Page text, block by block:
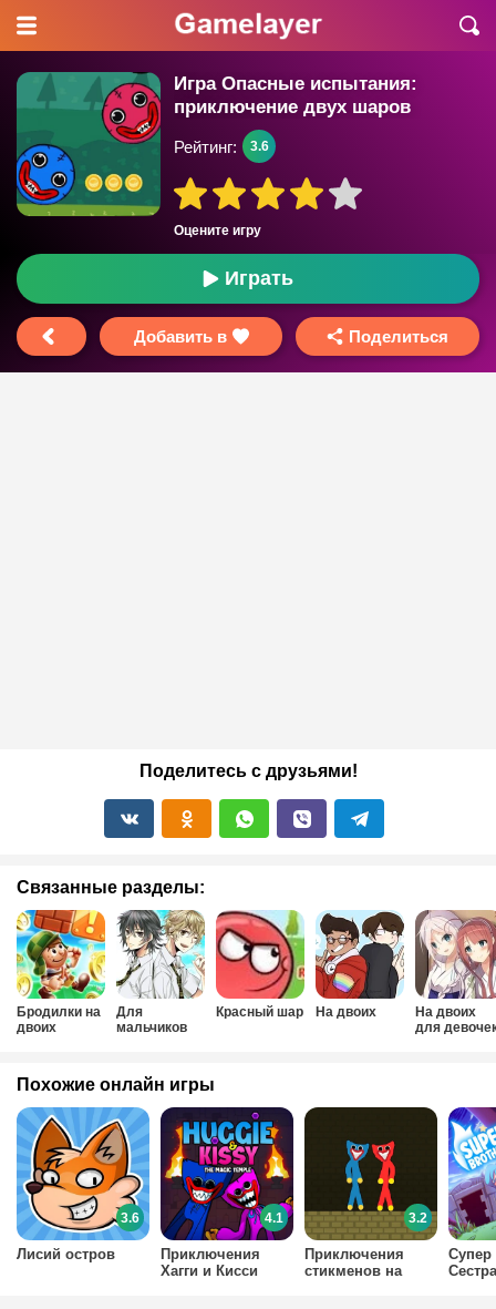
Игра Опасные испытания:
приключение двух шаров
Оцените игру
Рейтинг: 3.6
Играть
Добавить в Поделиться
Поделитесь с друзьями!
Связанные разделы:
Бродилки на
двоих
Для
мальчиков
Красный шар На двоих
На двоих
для
Похожие онлайн игры
Лисий остров
3.6
Приключения
Хагги и Кисси
4.1
Приключения
стикменов на
3.2
Супер
Сестра